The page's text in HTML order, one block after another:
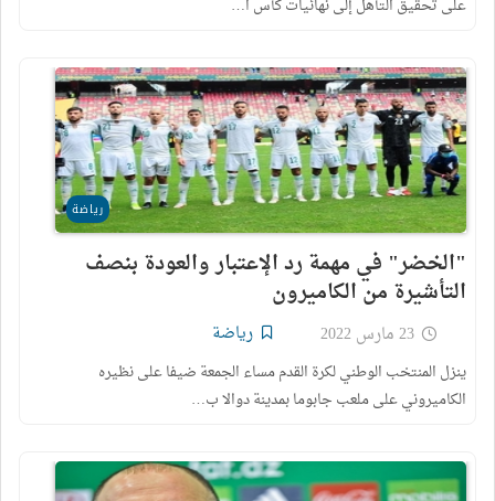
على تحقيق التأهل إلى نهائيات كأس ا…
رياضة
"الخضر" في مهمة رد الإعتبار والعودة بنصف
التأشيرة من الكاميرون
23 مارس 2022 رياضة
ينزل المنتخب الوطني لكرة القدم مساء الجمعة ضيفا على نظيره
الكاميروني على ملعب جابوما بمدينة دوالا ب…